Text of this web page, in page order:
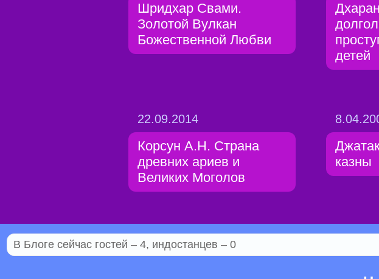
Шридхар Свами.
Золотой Вулкан
Божественной Любви
детей
22.09.2014
Корсун А.Н. Страна
древних ариев и
Великих Моголов
казны
В Блоге сейчас гостей – 4, индостанцев – 0